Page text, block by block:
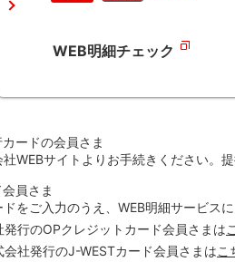
WEB明細チェック
ードの会員さま
WEBサイトよりお手続きください。
員さま
をご入力のうえ、WEB明細サービス
行のOPクレジットカード会員さまは
社発行のJ-WESTカード会員さまはこ